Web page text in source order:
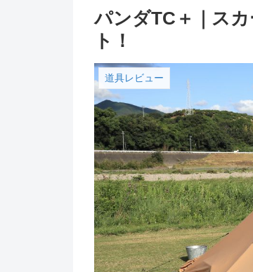
パンダTC＋｜ス
ト！
道具レビュー